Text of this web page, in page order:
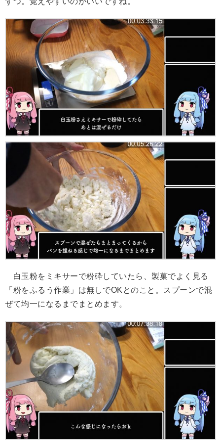
白玉粉をミキサーで粉砕していたら、製菓でよく見る
「粉をふるう作業」は無しでOKとのこと。スプーンで混
ぜて均一になるまでまとめます。